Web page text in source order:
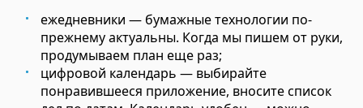
ежедневники — бумажные технологии по-
прежнему актуальны. Когда мы пишем от руки,
продумываем план еще раз;
цифровой календарь — выбирайте
понравившееся приложение, вносите список